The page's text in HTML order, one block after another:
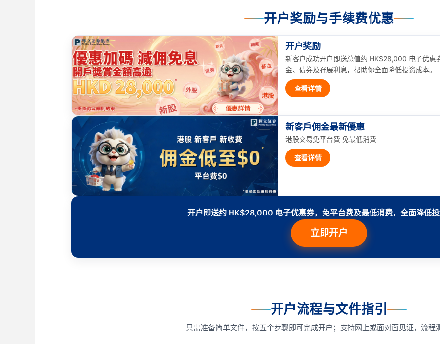
开户奖励与手续费优惠
开户奖励
新客户成功开户即送总值约 HK$28,000 电子优惠
金、债券及孖展利息，帮助你全面降低投资成本。
查看详情
新客戶佣金最新優惠
港股交易免平台費 免最低消費
查看详情
开户即送约 HK$28,000 电子优惠券，免平台费及最低消费，全面降低投
立即开户
开户流程与文件指引
只需准备简单文件，按五个步骤即可完成开户；支持网上或面对面见证，流程